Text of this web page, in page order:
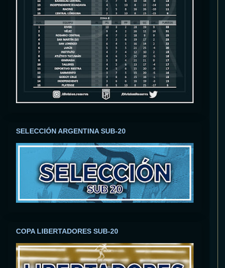
SELECCIÓN ARGENTINA SUB-20
COPA LIBERTADORES SUB-20